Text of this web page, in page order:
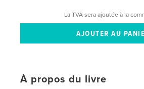
La TVA sera ajoutée à la
À propos du livre